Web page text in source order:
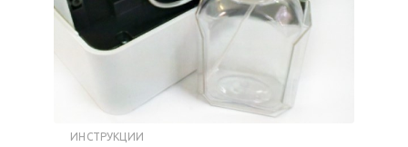
ИНСТРУКЦИИ